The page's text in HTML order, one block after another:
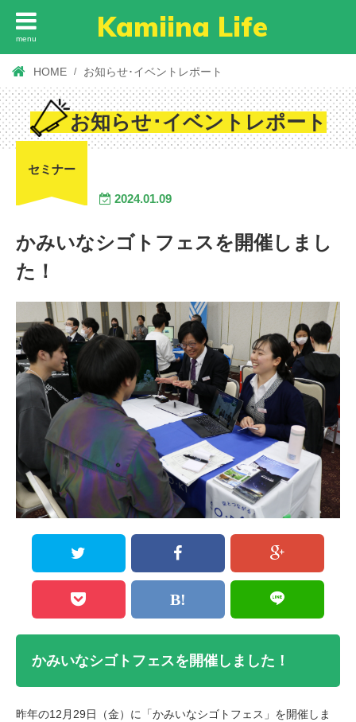
menu Kamiina Life
HOME お知らせ･イベントレポート
お知らせ･イベントレポート
セミナー
2024.01.09
かみいなシゴトフェスを開催しまし
た！
かみいなシゴトフェスを開催しました！
昨年の12月29日（金）に「かみいなシゴトフェス」を開催しま